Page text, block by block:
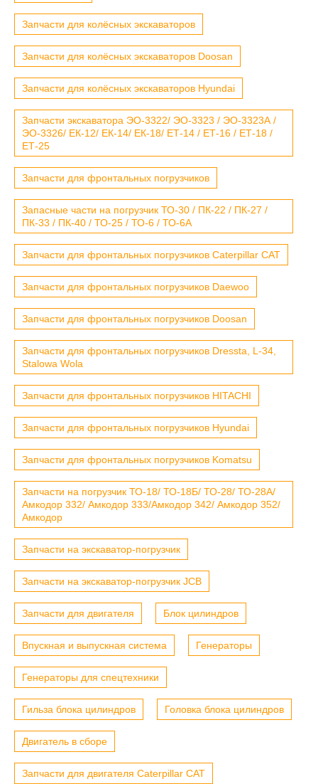
Запчасти для колёсных экскаваторов
Запчасти для колёсных экскаваторов Doosan
Запчасти для колёсных экскаваторов Hyundai
Запчасти экскаватора ЭО-3322/ ЭО-3323 / ЭО-3323А /
ЭО-3326/ ЕК-12/ ЕК-14/ ЕК-18/ ЕТ-14 / ЕТ-16 / ЕТ-18 /
ЕТ-25
Запчасти для фронтальных погрузчиков
Запасные части на погрузчик ТО-30 / ПК-22 / ПК-27 /
ПК-33 / ПК-40 / ТО-25 / ТО-6 / ТО-6А
Запчасти для фронтальных погрузчиков Caterpillar CAT
Запчасти для фронтальных погрузчиков Daewoo
Запчасти для фронтальных погрузчиков Doosan
Запчасти для фронтальных погрузчиков Dressta, L-34,
Stalowa Wola
Запчасти для фронтальных погрузчиков HITACHI
Запчасти для фронтальных погрузчиков Hyundai
Запчасти для фронтальных погрузчиков Komatsu
Запчасти на погрузчик ТО-18/ ТО-18Б/ ТО-28/ ТО-28А/
Амкодор 332/ Амкодор 333/Амкодор 342/ Амкодор 352/
Амкодор
Запчасти на экскаватор-погрузчик
Запчасти на экскаватор-погрузчик JCB
Запчасти для двигателя Блок цилиндров
Впускная и выпускная система Генераторы
Генераторы для спецтехники
Гильза блока цилиндров Головка блока цилиндров
Двигатель в сборе
Запчасти для двигателя Caterpillar CAT